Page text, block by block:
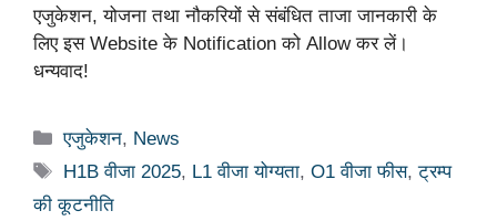
एजुकेशन, योजना तथा नौकरियों से संबंधित ताजा जानकारी के
लिए इस Website के Notification को Allow कर लें।
धन्यवाद!
Categories
एजुकेशन, News
Tags
H1B वीजा 2025, L1 वीजा योग्यता,O1 वीजा फीस,ट्रम्प
की कूटनीति